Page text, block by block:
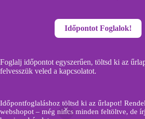
Időpontfoglaláshoz töltsd ki az űrlapot!
webshopot – még nincs minden feltöltve, de
Időpontot Foglalok!
Foglalj időpontot egyszerűen, töltsd ki az
felvesszük veled a kapcsolatot.
IDŐPONTFOGLALÁS